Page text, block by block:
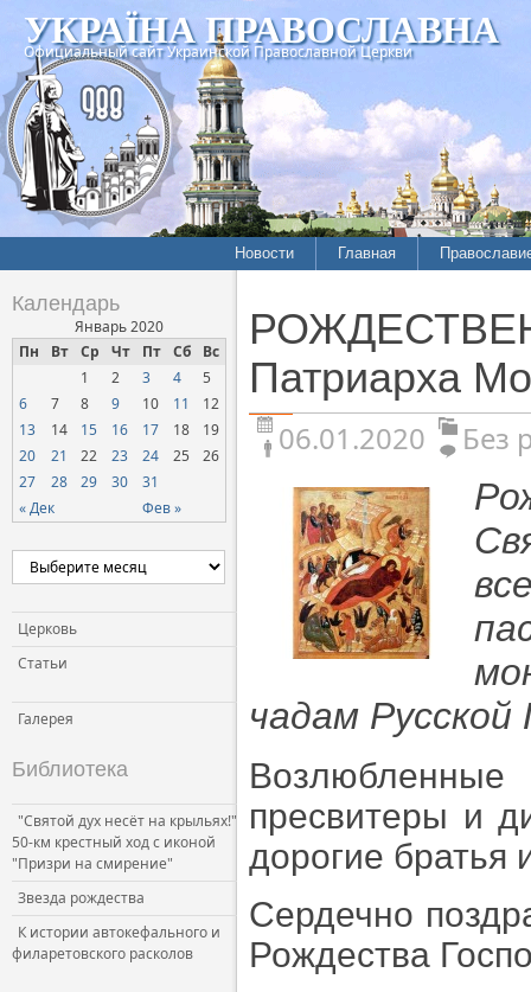
УКРАЇНА ПРАВОСЛАВНА
Официальный сайт Украинской Православной Церкви
Новости Главная
Календарь
Январь 2020
Пн
Вт Ср Чт Пт Сб Вс
« Дек Фев »
1 2 3 4
5
6
7 8 9 10 11
12
13
14 15 16 17 18
19
20
21 22 23 24 25
26
27
28 29 30 31
Церковь
Статьи
Галерея
Библиотека
"Святой дух несёт на крыльях!"
50-км крестный ход с иконой
"Призри на смирение"
Звезда рождества
К истории автокефального и
филаретовского расколов
Патриарха
06.01.2020 Без
чадам Русской
Возлюбленные
пресвитеры и
дорогие братья
Сердечно
Рождества